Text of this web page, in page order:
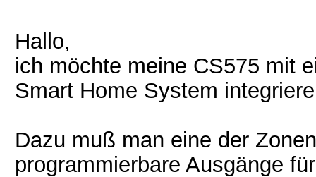
Hallo,
ich möchte meine CS575 mit
Smart Home System
Dazu muß man eine der
programmierbare Ausgänge